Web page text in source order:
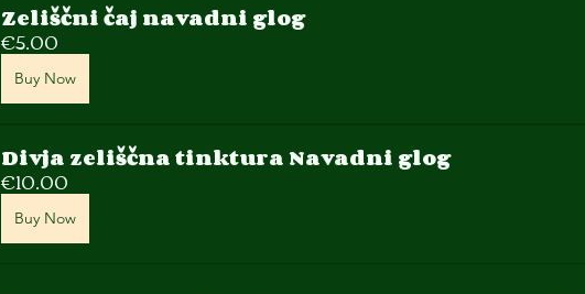
Zeliščni čaj navadni glog
€5.00
Buy Now
Divja zeliščna tinktura Navadni glog
€10.00
Buy Now